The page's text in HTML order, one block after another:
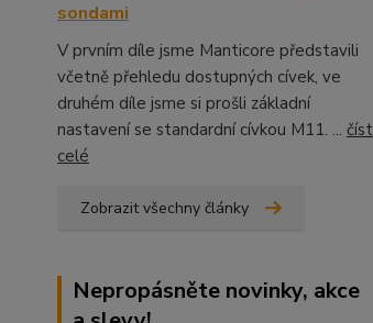
sondami
V prvním díle jsme Manticore představili
včetně přehledu dostupných cívek, ve
druhém díle jsme si prošli základní
nastavení se standardní cívkou M11. ... číst
celé
Zobrazit všechny články
Nepropásněte novinky, akce